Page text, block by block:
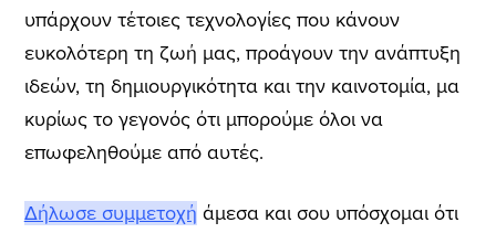
υπάρχουν τέτοιες τεχνολογίες που κάνουν
ευκολότερη τη ζωή μας, προάγουν την ανάπτυξη
ιδεών, τη δημιουργικότητα και την καινοτομία, μα
κυρίως το γεγονός ότι μπορούμε όλοι να
επωφεληθούμε από αυτές.
Δήλωσε συμμετοχή άμεσα και σου υπόσχομαι ότι